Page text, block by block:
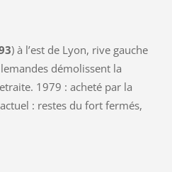
) à l’est de Lyon, rive gauche
démolissent la
1979 : acheté par la
: restes du fort fermés,